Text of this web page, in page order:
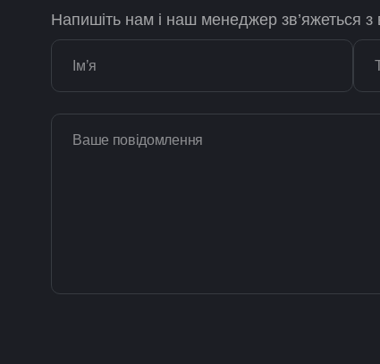
Напишіть нам і наш менеджер зв’яжеться з
Імʼя
Ваше повідомлення